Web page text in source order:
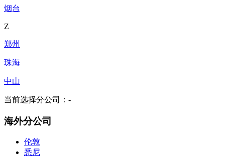
烟台
Z
郑州
珠海
中山
当前选择分公司： -
海外分公司
伦敦
悉尼